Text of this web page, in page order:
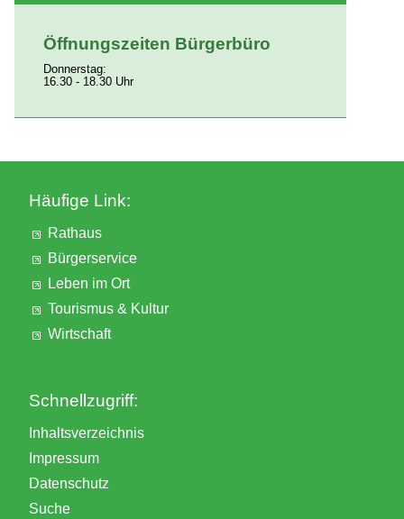
Öffnungszeiten Bürgerbüro
Donnerstag:
16.30 - 18.30 Uhr
Häufige Link:
Rathaus
Bürgerservice
Leben im Ort
Tourismus & Kultur
Wirtschaft
Schnellzugriff:
Inhaltsverzeichnis
Impressum
Datenschutz
Suche